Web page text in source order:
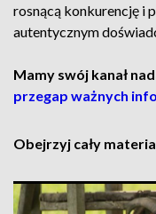
rosnącą konkurencję i
autentycznym
Mamy swój kanał
przegap ważnych
Obejrzyj cały